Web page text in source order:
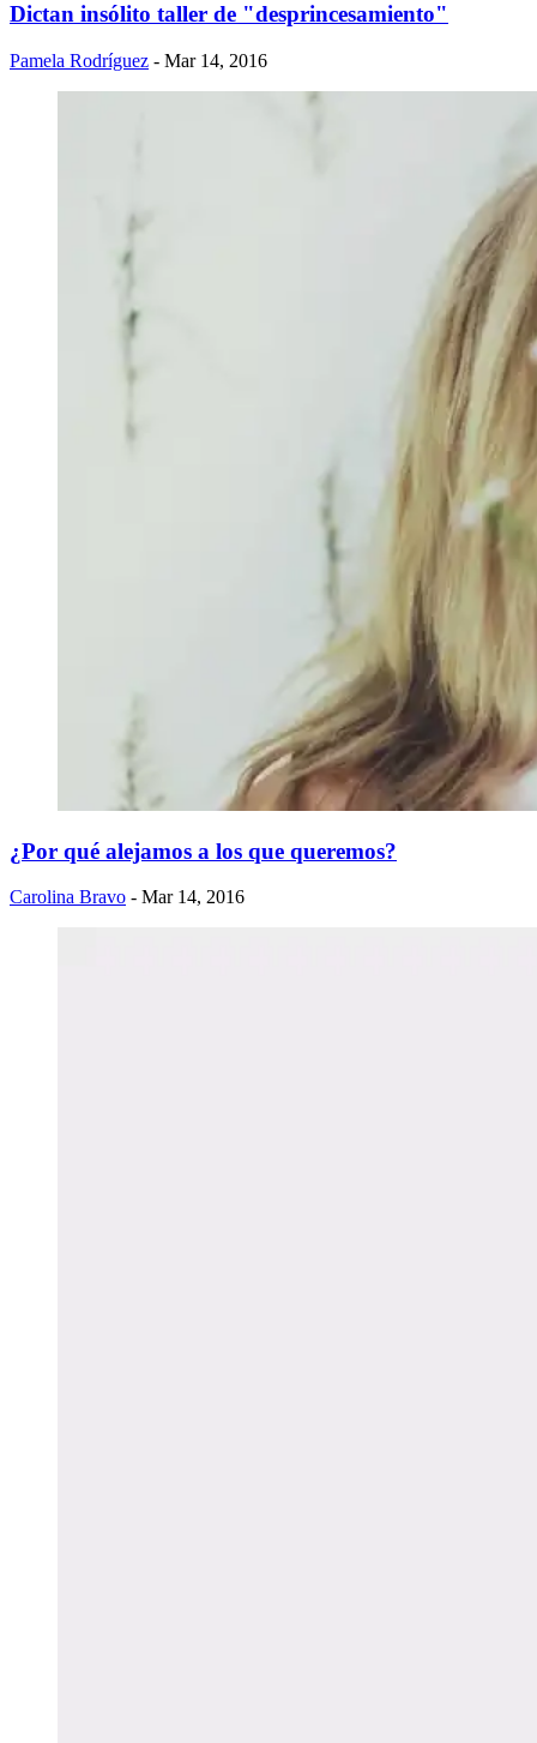
Dictan insólito taller de "desprincesamiento"
Pamela Rodríguez - Mar 14, 2016
¿Por qué alejamos a los que queremos?
Carolina Bravo - Mar 14, 2016